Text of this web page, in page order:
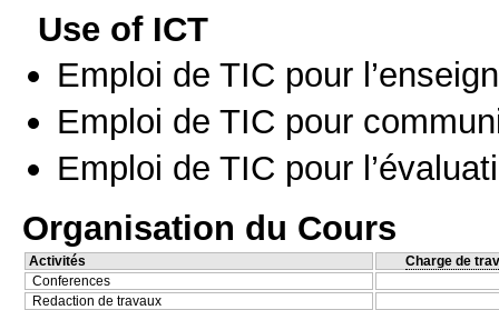
Use of ICT
Emploi de TIC pour
Emploi de TIC pour
Emploi de TIC pour
Organisation du Cours
Activités
Charge de
Conferences
Redaction de travaux